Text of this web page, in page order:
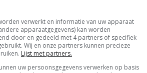
pro-actief meer
van kunnen maken en er
de voorwaarden die
verwerkt en informatie van uw apparaat
apparaatgegevens) kan worden
door en gedeeld met 4 partners of specifiek
Wij en onze partners kunnen precieze
Lijst met partners.
uw persoonsgegevens verwerken op basis